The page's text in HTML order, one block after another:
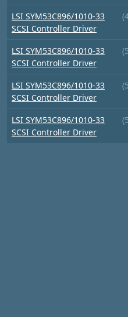
LSI SYM53C896/1010-33
SCSI Controller Driver
LSI SYM53C896/1010-33
SCSI Controller Driver
LSI SYM53C896/1010-33
SCSI Controller Driver
LSI SYM53C896/1010-33
SCSI Controller Driver